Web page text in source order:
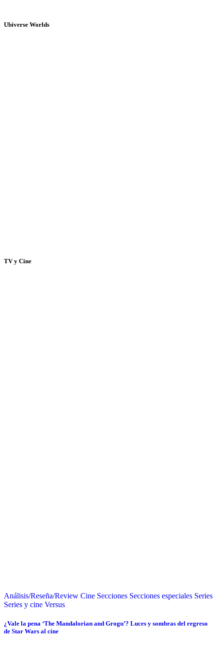
Ubiverse Worlds
TV y Cine
Análisis/Reseña/Review Cine Secciones Secciones especiales Series
Series y cine Versus
¿Vale la pena ‘The Mandalorian and Grogu’? Luces y sombras del regreso
de Star Wars al cine